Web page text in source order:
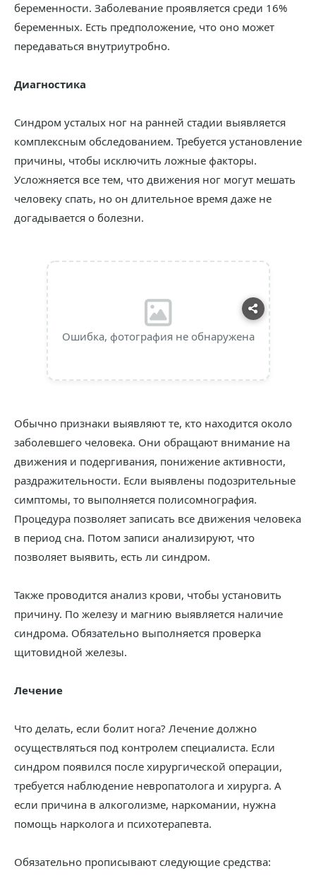
беременности. Заболевание проявляется среди 16%
беременных. Есть предположение, что оно может
передаваться внутриутробно.
Диагностика
Синдром усталых ног на ранней стадии выявляется
комплексным обследованием. Требуется установление
причины, чтобы исключить ложные факторы.
Усложняется все тем, что движения ног могут мешать
человеку спать, но он длительное время даже не
догадывается о болезни.
Ошибка, фотография не обнаружена
Обычно признаки выявляют те, кто находится около
заболевшего человека. Они обращают внимание на
движения и подергивания, понижение активности,
раздражительности. Если выявлены подозрительные
симптомы, то выполняется полисомнография.
Процедура позволяет записать все движения человека
в период сна. Потом записи анализируют, что
позволяет выявить, есть ли синдром.
Также проводится анализ крови, чтобы установить
причину. По железу и магнию выявляется наличие
синдрома. Обязательно выполняется проверка
щитовидной железы.
Лечение
Что делать, если болит нога? Лечение должно
осуществляться под контролем специалиста. Если
синдром появился после хирургической операции,
требуется наблюдение невропатолога и хирурга. А
если причина в алкоголизме, наркомании, нужна
помощь нарколога и психотерапевта.
Обязательно прописывают следующие средства: